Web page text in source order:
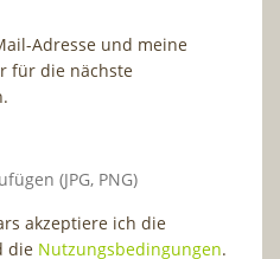
Adresse und meine
für die nächste
(JPG, PNG)
akzeptiere ich die
die Nutzungsbedingungen.